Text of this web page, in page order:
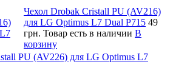
Чехол Drobak Cristall PU (AV216)
для LG Optimus L7 Dual P715 49
грн. Товар есть в наличии В
корзину
PU (AV226) для LG Optimus L7